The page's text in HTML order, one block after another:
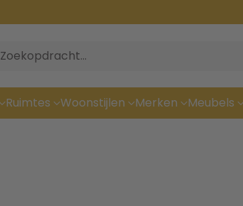
Zoekopdracht…
Ruimtes Woonstijlen Merken Meubels